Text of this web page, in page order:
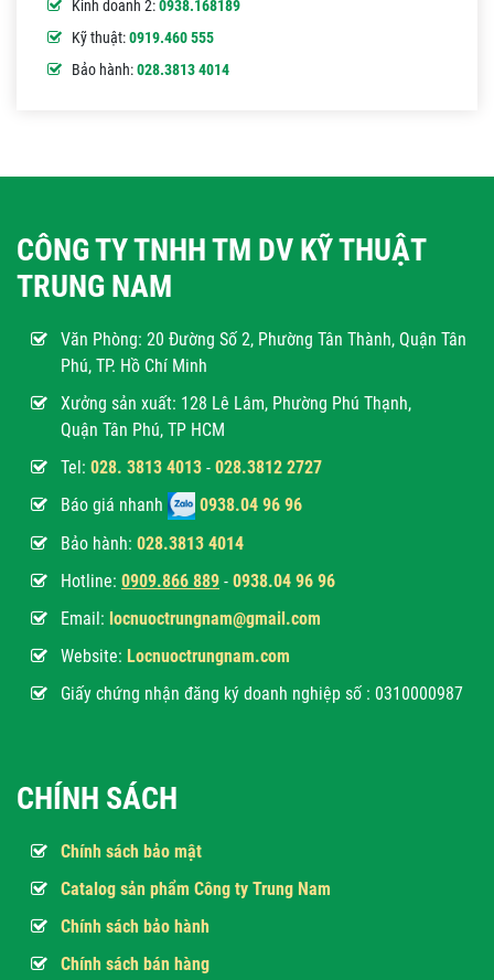
Kinh doanh 2:0938.168189
Kỹ thuật:0919.460 555
Bảo hành:028.3813 4014
CÔNG TY TNHH TM DV KỸ THUẬT
TRUNG NAM
Văn Phòng: 20 Đường Số 2, Phường Tân Thành, Quận Tân
Phú, TP. Hồ Chí Minh
Xưởng sản xuất: 128 Lê Lâm, Phường Phú Thạnh,
Quận Tân Phú, TP HCM
Tel: 028. 3813 4013 - 028.3812 2727
Báo giá nhanh
0938.04 96 96
Bảo hành: 028.3813 4014
Hotline: 0909.866 889 - 0938.04 96 96
Email: locnuoctrungnam@gmail.com
Website: Locnuoctrungnam.com
Giấy chứng nhận đăng ký doanh nghiệp số : 0310000987
CHÍNH SÁCH
Chính sách bảo mật
Catalog sản phẩm Công ty Trung Nam
Chính sách bảo hành
Chính sách bán hàng